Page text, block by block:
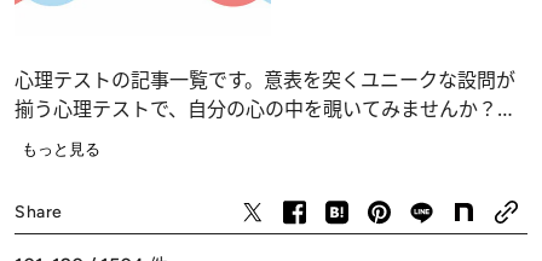
心理テストの記事一覧です。意表を突くユニークな設問が
揃う心理テストで、自分の心の中を覗いてみませんか？
恋愛、仕事、人間関係の深層心理……、自分でも気づかな
もっと見る
Share